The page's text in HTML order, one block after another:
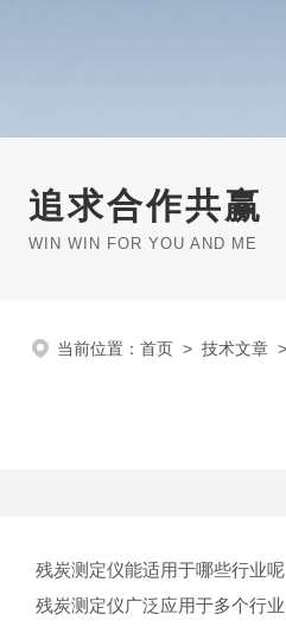
追求合作共赢
WIN WIN FOR YOU AND ME
当前位置： 首页 > 技术文章 >
残炭测定仪能适用于哪些行业呢
残炭测定仪广泛应用于多个行